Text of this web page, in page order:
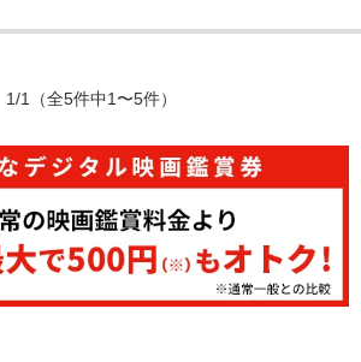
1/1 （全5件中1〜5件）